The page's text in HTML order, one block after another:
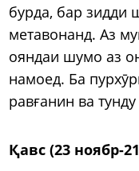
бурда, бар
метавонанд. Аз
ояндаи шумо аз
намоед. Ба
равғанин ва
Қавс (23 ноябр-